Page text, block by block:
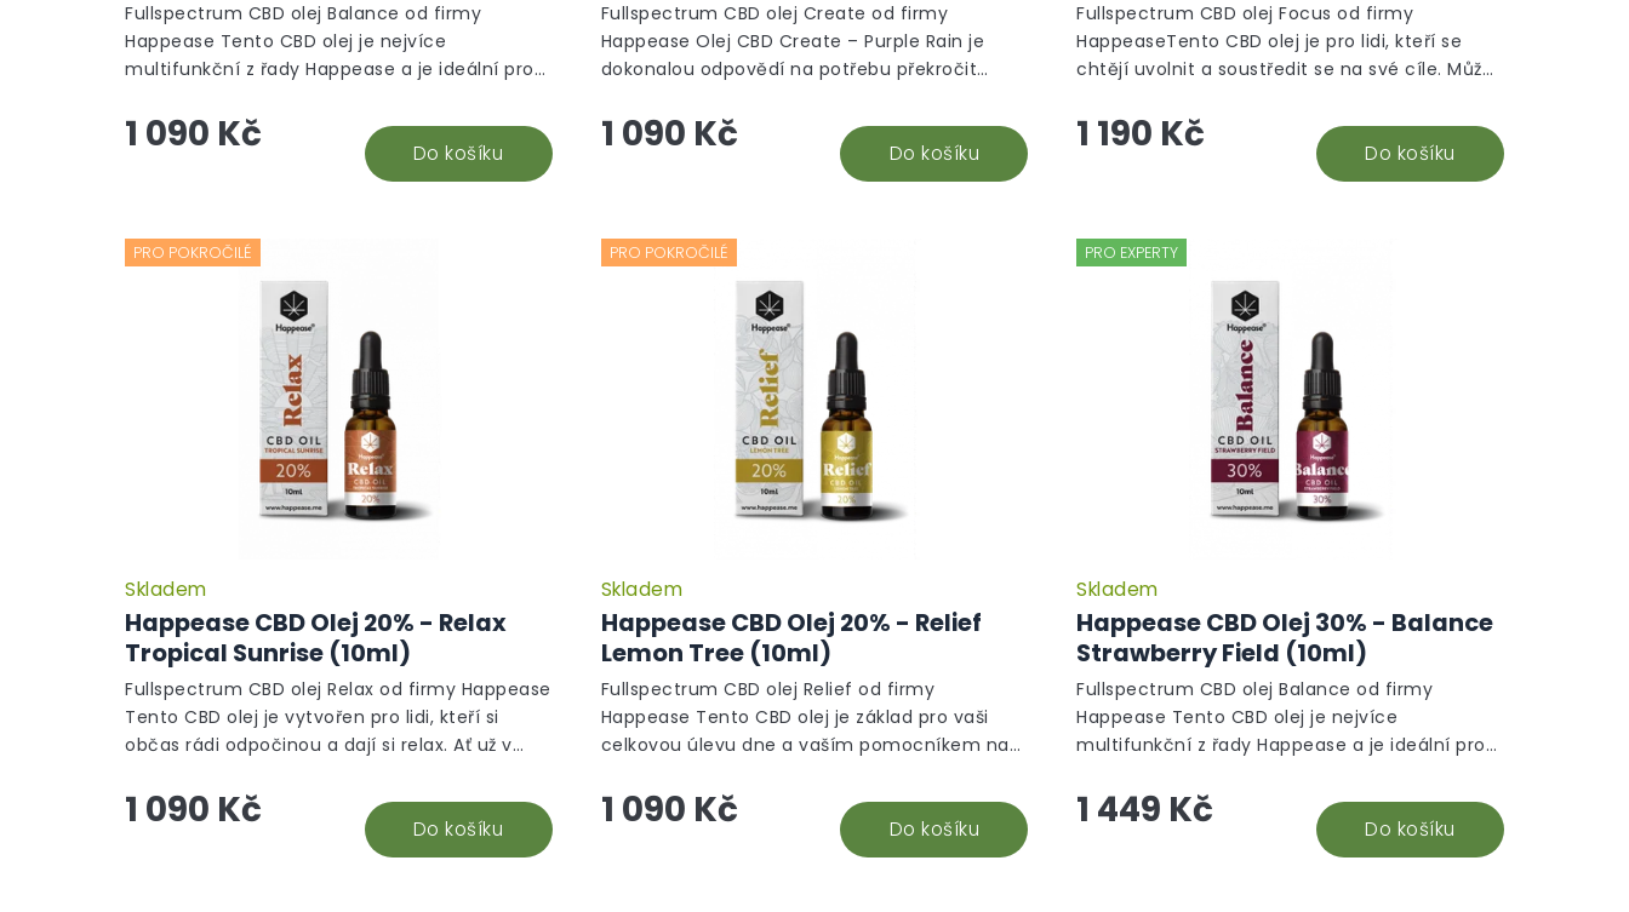
1 090 Kč Do košíku
Fullspectrum CBD olej Balance od firmy
Happease Tento CBD olej je nejvíce
multifunkční z řady Happease a je ideální pro
chronickými...
1 090 Kč Do košíku
Fullspectrum CBD olej Create od firmy
Happease Olej CBD Create – Purple Rain je
dokonalou odpovědí na potřebu překročit
Probuzení...
1 190 Kč Do košíku
Fullspectrum CBD olej Focus od firmy
HappeaseTento CBD olej je pro lidi, kteří se
chtějí uvolnit a soustředit se na své cíle. Může
PRO POKROČILÉ
Happease CBD Olej 20% - Relax
Tropical Sunrise (10ml)
Skladem
1 090 Kč Do košíku
Fullspectrum CBD olej Relax od firmy Happease
Tento CBD olej je vytvořen pro lidi, kteří si
občas rádi odpočinou a dají si relax. Ať už v
PRO POKROČILÉ
Happease CBD Olej 20% - Relief
Lemon Tree (10ml)
Skladem
1 090 Kč Do košíku
Fullspectrum CBD olej Relief od firmy
Happease Tento CBD olej je základ pro vaši
celkovou úlevu dne a vaším pomocníkem na
můžete...
PRO EXPERTY
Happease CBD Olej 30% - Balance
Strawberry Field (10ml)
Skladem
1 449 Kč Do košíku
Fullspectrum CBD olej Balance od firmy
Happease Tento CBD olej je nejvíce
multifunkční z řady Happease a je ideální pro
chronickými...